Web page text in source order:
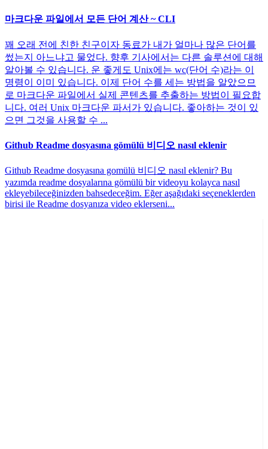
마크다운 파일에서 모든 단어 계산 ~ CLI
꽤 오래 전에 친한 친구이자 동료가 내가 얼마나 많은 단어를
썼는지 아느냐고 물었다. 향후 기사에서는 다른 솔루션에 대해
알아볼 수 있습니다. 운 좋게도 Unix에는 wc(단어 수)라는 이
명령이 이미 있습니다. 이제 단어 수를 세는 방법을 알았으므
로 마크다운 파일에서 실제 콘텐츠를 추출하는 방법이 필요합
니다. 여러 Unix 마크다운 파서가 있습니다. 좋아하는 것이 있
으면 그것을 사용할 수 ...
Github Readme dosyasına gömülü 비디오 nasıl eklenir
Github Readme dosyasına gomülü 비디오 nasıl eklenir? Bu
yazımda readme dosyalarına gömülü bir videoyu kolayca nasıl
ekleyebileceğinizden bahsedeceğim. Eğer aşağıdaki seçeneklerden
birisi ile Readme dosyanıza video eklerseni...